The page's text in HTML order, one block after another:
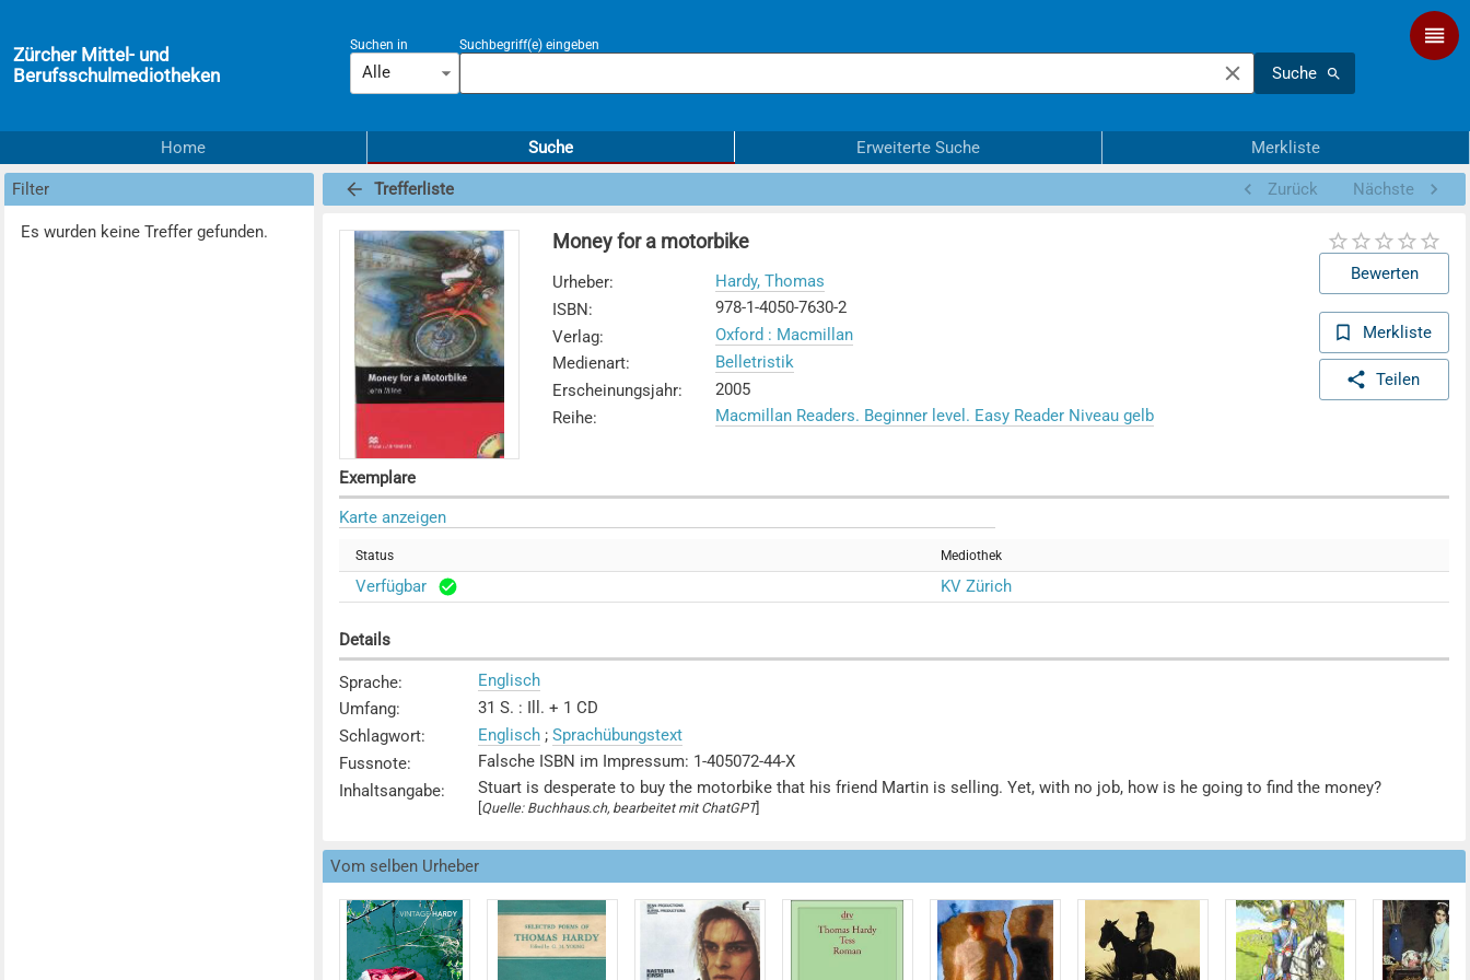
Zürcher Mittel- und
Berufsschulmediotheken
Suchen in
Alle
Suchbegriff(e) eingeben
Suche
Home Suche Erweiterte Suche Merkliste
Filter
Es wurden keine Treffer gefunden.
Trefferliste Zurück Nächste
Money for a motorbike
Urheber:
Hardy, Thomas
ISBN:
978-1-4050-7630-2
Verlag:
Oxford : Macmillan
Medienart:
Belletristik
Erscheinungsjahr:
2005
Reihe: Macmillan Readers. Beginner level. Easy Reader Niveau gelb
Bewerten
Merkliste
Teilen
Exemplare
Karte anzeigen
Status Mediothek
Verfügbar KV Zürich
Details
Sprache:
Englisch
Umfang:
31 S. : Ill. + 1 CD
Schlagwort: Englisch; Sprachübungstext
Fussnote:
Falsche ISBN im Impressum: 1-405072-44-X
Inhaltsangabe: Stuart is desperate to buy the motorbike that his friend Martin is selling. Yet, with no job, how is he going to find the money?
[Quelle: Buchhaus.ch, bearbeitet mit ChatGPT]
Vom selben Urheber